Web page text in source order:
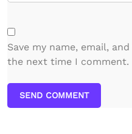
Save my name, email,
the next time I comment.
SEND COMMENT